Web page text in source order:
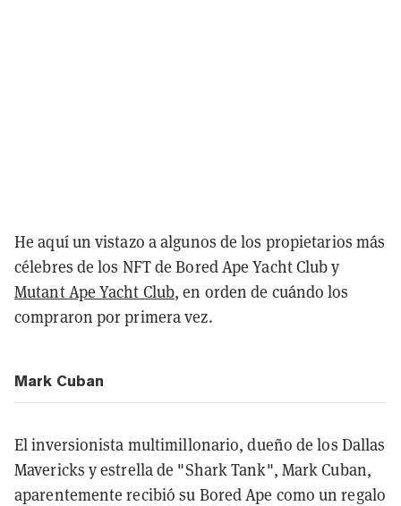
He aquí un vistazo a algunos de los propietarios más
célebres de los NFT de Bored Ape Yacht Club y
Mutant Ape Yacht Club, en orden de cuándo los
compraron por primera vez.
Mark Cuban
El inversionista multimillonario, dueño de los Dallas
Mavericks y estrella de "Shark Tank", Mark Cuban,
aparentemente recibió su Bored Ape como un regalo